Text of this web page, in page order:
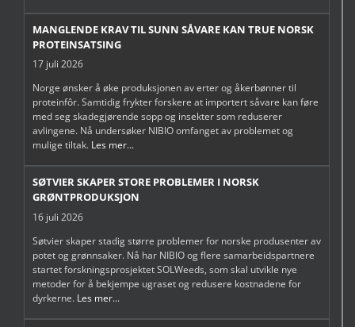
MANGLENDE KRAV TIL SUNN SÅVARE KAN TRUE NORSK
PROTEINSATSING
17 juli 2026
Norge ønsker å øke produksjonen av erter og åkerbønner til
proteinfôr. Samtidig frykter forskere at importert såvare kan føre
med seg skadegjørende sopp og insekter som reduserer
avlingene. Nå undersøker NIBIO omfanget av problemet og
mulige tiltak. Les mer...
SØTVIER SKAPER STORE PROBLEMER I NORSK
GRØNTPRODUKSJON
16 juli 2026
Søtvier skaper stadig større problemer for norske produsenter av
potet og grønnsaker. Nå har NIBIO og flere samarbeidspartnere
startet forskningsprosjektet SOLWeeds, som skal utvikle nye
metoder for å bekjempe ugraset og redusere kostnadene for
dyrkerne. Les mer...